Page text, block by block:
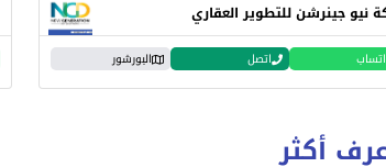
نيو جينرشن للتطوير العقاري
اتصل البورشور
أكثر